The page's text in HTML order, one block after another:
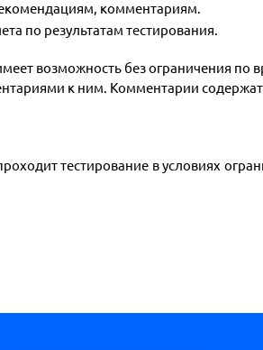
комментариям.
по результатам тестирования.
возможность без ограничения по
к ним. Комментарии
тестирование в условиях